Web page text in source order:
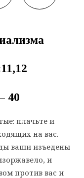
40
плачьте и
на вас.
ваши изъедены
и
против вас и